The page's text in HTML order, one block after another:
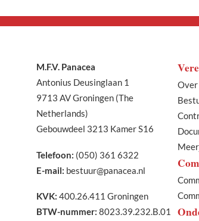
M.F.V. Panacea
Antonius Deusinglaan 1
9713 AV Groningen (The
Netherlands)
Gebouwdeel 3213 Kamer S16
Telefoon: (050) 361 6322
E-mail: bestuur@panacea.nl
KVK: 400.26.411 Groningen
BTW-nummer: 8023.39.232.B.01
Over